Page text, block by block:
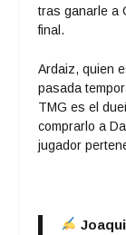
tras ganarle a
final.
Ardaiz, quien
pasada
TMG es el
comprarlo a
jugador